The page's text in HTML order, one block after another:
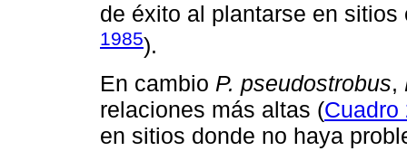
de éxito al plantarse en
1985).
En cambio P. pseudostrobus,
relaciones más altas (Cuadro
en sitios donde no haya